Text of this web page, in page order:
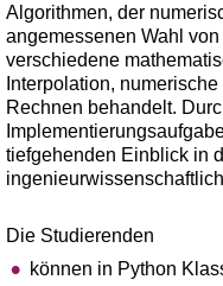
Algorithmen, der
angemessenen Wahl
verschiedene
Interpolation,
Rechnen behandelt.
tiefgehenden Einblick in
Die Studierenden
können in Python